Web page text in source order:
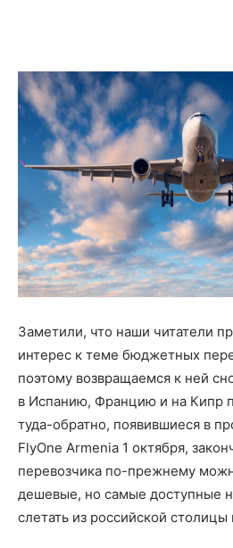
Заметили, что наши читатели
интерес к теме бюджетных
поэтому возвращаемся к ней
в Испанию, Францию и на Кипр
туда-обратно, появившиеся в
FlyOne Armenia 1 октября,
перевозчика по-прежнему
дешевые, но самые доступные
слетать из российской